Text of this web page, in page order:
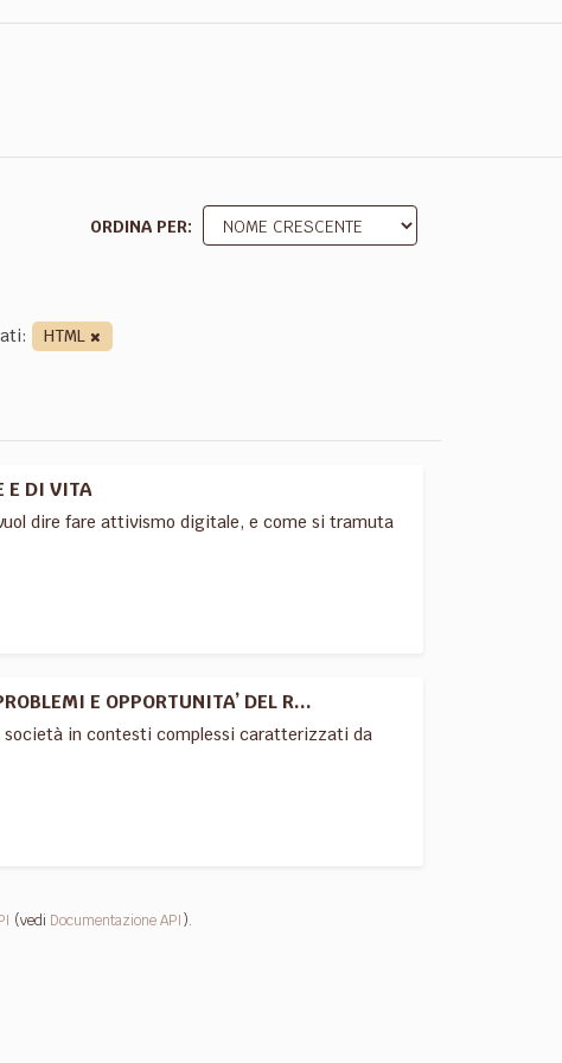
ORDINA PER
HTML
DI VITA
dire fare attivismo digitale, e come si tramuta
E OPPORTUNITA’ DEL R...
in contesti complessi caratterizzati da
(vedi Documentazione API).